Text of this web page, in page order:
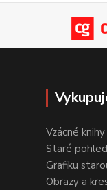
Vzácné
Staré
Grafiku
Obrazy a